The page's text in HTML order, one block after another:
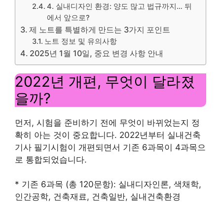
4. 실내디자인 환경: 양도 많고 법규까지… 뒤
에서 앞으로?
제 노트를 특별하게 만드는 3가지 포인트
노트 정보 및 유의사항
2025년 1월 10일, 중요 변경 사항 안내
2022년 개편, 무엇이 달라졌
을까?
먼저, 시험을 준비하기 전에 무엇이 바뀌었는지 정
확히 아는 것이 중요합니다. 2022년부터 실내건축
기사 필기시험이 개편되면서 기존 6과목이 4과목으
로 통합되었습니다.
* 기존 6과목 (총 120문항): 실내디자인론, 색채학,
인간공학, 건축재료, 건축일반, 실내건축환경